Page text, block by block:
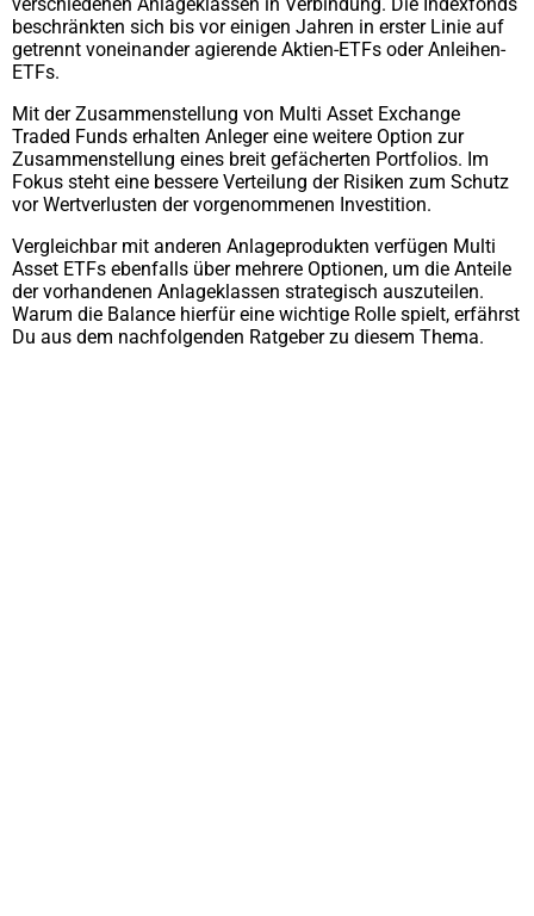
beschränkten sich bis vor einigen Jahren in erster Linie auf
getrennt voneinander agierende Aktien-ETFs oder Anleihen-
ETFs.
Mit der Zusammenstellung von Multi Asset Exchange
Traded Funds erhalten Anleger eine weitere Option zur
Zusammenstellung eines breit gefächerten Portfolios. Im
Fokus steht eine bessere Verteilung der Risiken zum Schutz
vor Wertverlusten der vorgenommenen Investition.
Vergleichbar mit anderen Anlageprodukten verfügen Multi
Asset ETFs ebenfalls über mehrere Optionen, um die Anteile
der vorhandenen Anlageklassen strategisch auszuteilen.
Warum die Balance hierfür eine wichtige Rolle spielt, erfährst
Du aus dem nachfolgenden Ratgeber zu diesem Thema.